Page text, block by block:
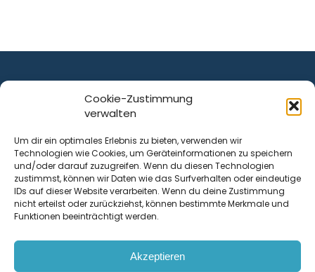
Cookie-Zustimmung
verwalten
Um dir ein optimales Erlebnis zu bieten, verwenden wir
Technologien wie Cookies, um Geräteinformationen zu speichern
und/oder darauf zuzugreifen. Wenn du diesen Technologien
zustimmst, können wir Daten wie das Surfverhalten oder eindeutige
IDs auf dieser Website verarbeiten. Wenn du deine Zustimmung
nicht erteilst oder zurückziehst, können bestimmte Merkmale und
Funktionen beeinträchtigt werden.
Akzeptieren
ist ein Service von
Krenn Real GmbH
Tischlerstraße 12
4050Traun| Österreich
Kontakt